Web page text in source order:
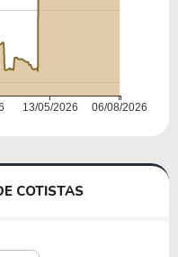
COTISTAS